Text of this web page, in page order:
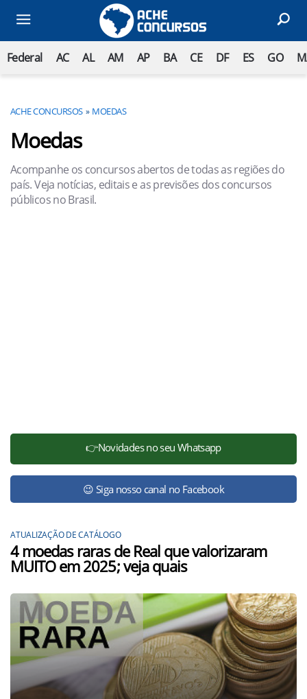
Federal AC AL AM AP BA CE DF ES GO
ACHE CONCURSOS MOEDAS
Moedas
Acompanhe os concursos abertos de todas as regiões do
país. Veja notícias, editais e as previsões dos concursos
públicos no Brasil.
👉Novidades no seu Whatsapp
😉 Siga nosso canal no Facebook
ATUALIZAÇÃO DE CATÁLOGO
4 moedas raras de Real que valorizaram
MUITO em 2025; veja quais